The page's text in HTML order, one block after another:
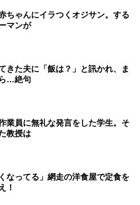
ちゃんにイラつくオジサン。する
マンが
きた夫に「飯は？」と訊かれ、ま
…絶句
業員に無礼な発言をした学生。そ
教授は
なってる」網走の洋食屋で定食を
！